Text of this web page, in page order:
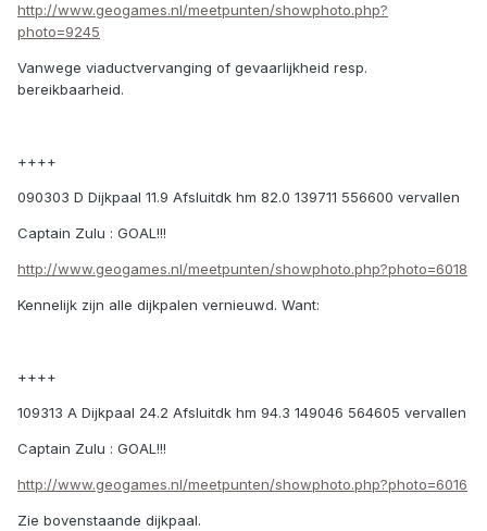
http://www.geogames.nl/meetpunten/showphoto.php?
photo=9245
Vanwege viaductvervanging of gevaarlijkheid resp.
bereikbaarheid.
++++
090303 D Dijkpaal 11.9 Afsluitdk hm 82.0 139711 556600 vervallen
Captain Zulu : GOAL!!!
http://www.geogames.nl/meetpunten/showphoto.php?photo=6018
Kennelijk zijn alle dijkpalen vernieuwd. Want:
++++
109313 A Dijkpaal 24.2 Afsluitdk hm 94.3 149046 564605 vervallen
Captain Zulu : GOAL!!!
http://www.geogames.nl/meetpunten/showphoto.php?photo=6016
Zie bovenstaande dijkpaal.